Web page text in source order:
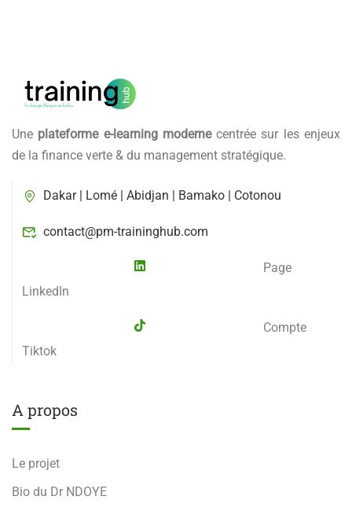
Une plateforme e-learning modernecentrée sur les enjeux
de la finance verte & du management stratégique.
Dakar | Lomé | Abidjan | Bamako | Cotonou
contact@pm-traininghub.com
Page
LinkedIn
Compte
Tiktok
A propos
Le projet
Bio du Dr NDOYE